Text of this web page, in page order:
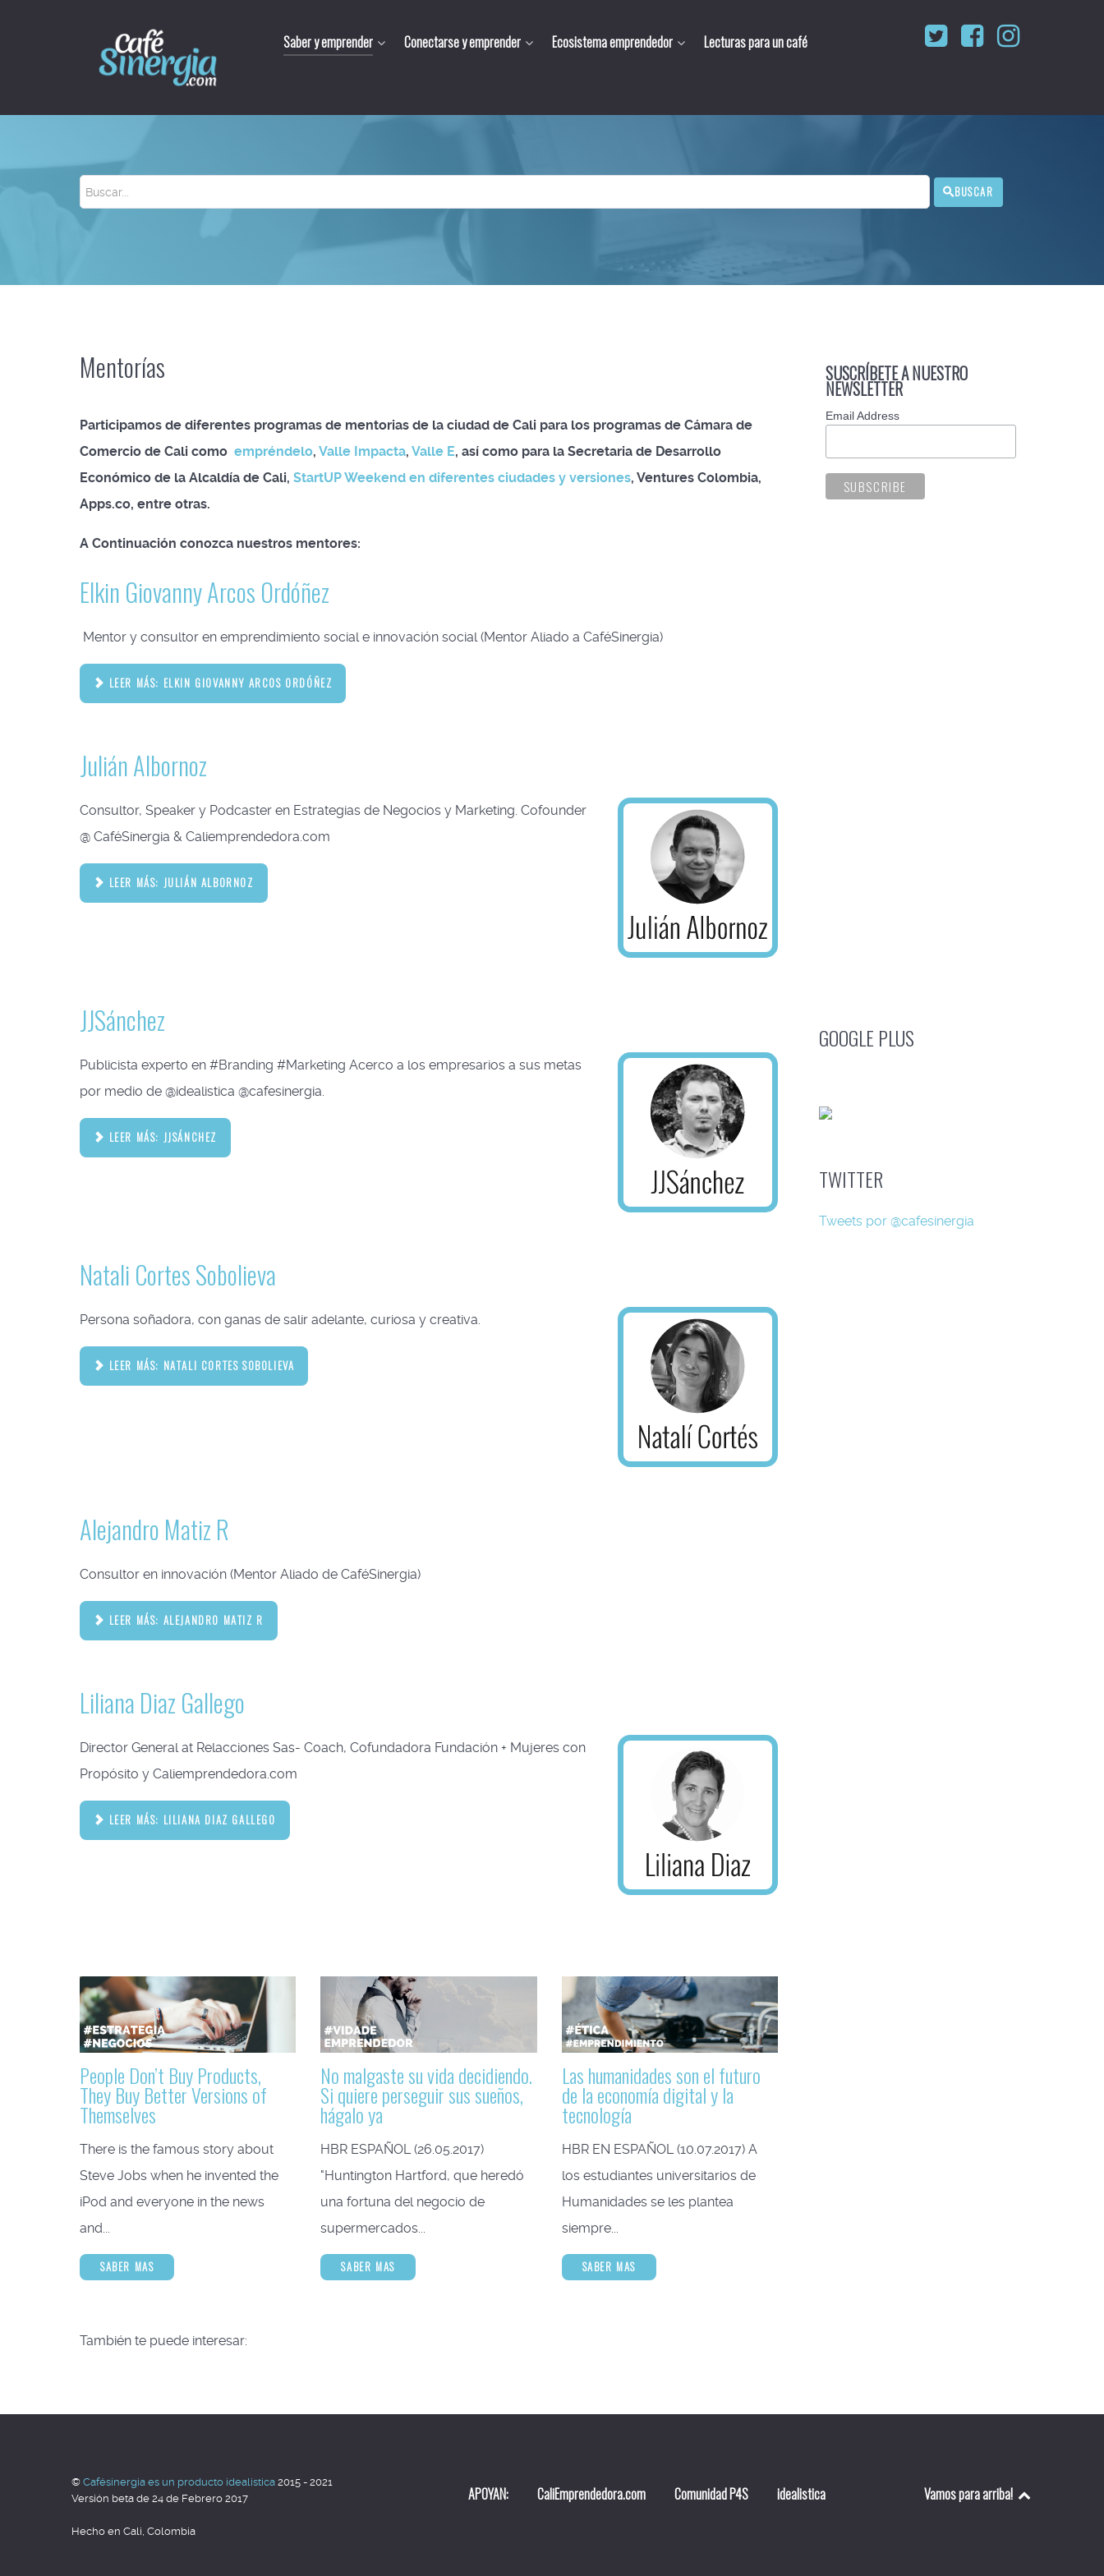
Saber y emprender Conectarse y emprender Ecosistema emprendedor Lecturas para un café
Buscar BUSCAR
Mentorías
Participamos de diferentes programas de mentorias de la ciudad de Cali para los programas de Cámara de
Comercio de Cali como empréndelo, Valle Impacta, Valle E, así como para la Secretaria de Desarrollo
Económico de la Alcaldía de Cali, StartUP Weekend en diferentes ciudades y versiones, Ventures Colombia,
Apps.co, entre otras.
A Continuación conozca nuestros mentores:
Elkin Giovanny Arcos Ordóñez
Mentor y consultor en emprendimiento social e innovación social (Mentor Aliado a CaféSinergia)
LEER MÁS: ELKIN GIOVANNY ARCOS ORDÓÑEZ
Julián Albornoz
Consultor, Speaker y Podcaster en Estrategias de Negocios y Marketing. Cofounder
@ CaféSinergia & Caliemprendedora.com
LEER MÁS: JULIÁN ALBORNOZ
JJSánchez
Publicista experto en #Branding #Marketing Acerco a los empresarios a sus metas
por medio de @idealistica @cafesinergia.
LEER MÁS: JJSÁNCHEZ
Natali Cortes Sobolieva
Persona soñadora, con ganas de salir adelante, curiosa y creativa.
LEER MÁS: NATALI CORTES SOBOLIEVA
Alejandro Matiz R
Consultor en innovación (Mentor Aliado de CaféSinergia)
LEER MÁS: ALEJANDRO MATIZ R
Liliana Diaz Gallego
Director General at Relacciones Sas- Coach, Cofundadora Fundación + Mujeres con
Propósito y Caliemprendedora.com
LEER MÁS: LILIANA DIAZ GALLEGO
People Don’t Buy Products,
They Buy Better Versions of
Themselves
There is the famous story about
Steve Jobs when he invented the
iPod and everyone in the news
and...
SABER MAS
No malgaste su vida decidiendo.
Si quiere perseguir sus sueños,
hágalo ya
HBR ESPAÑOL (26.05.2017)
"Huntington Hartford, que heredó
una fortuna del negocio de
supermercados...
SABER MAS
Las humanidades son el futuro
de la economía digital y la
tecnología
HBR EN ESPAÑOL (10.07.2017) A
los estudiantes universitarios de
Humanidades se les plantea
siempre...
SABER MAS
También te puede interesar:
SUSCRÍBETE A NUESTRO
NEWSLETTER
Email Address
GOOGLE PLUS
TWITTER
Tweets por @cafesinergia
© Cafésinergia es un producto idealistica 2015 - 2021
Versión beta de 24 de Febrero 2017
Hecho en Cali, Colombia
APOYAN: CaliEmprendedora.com Comunidad P4S idealistica Vamos para arriba!